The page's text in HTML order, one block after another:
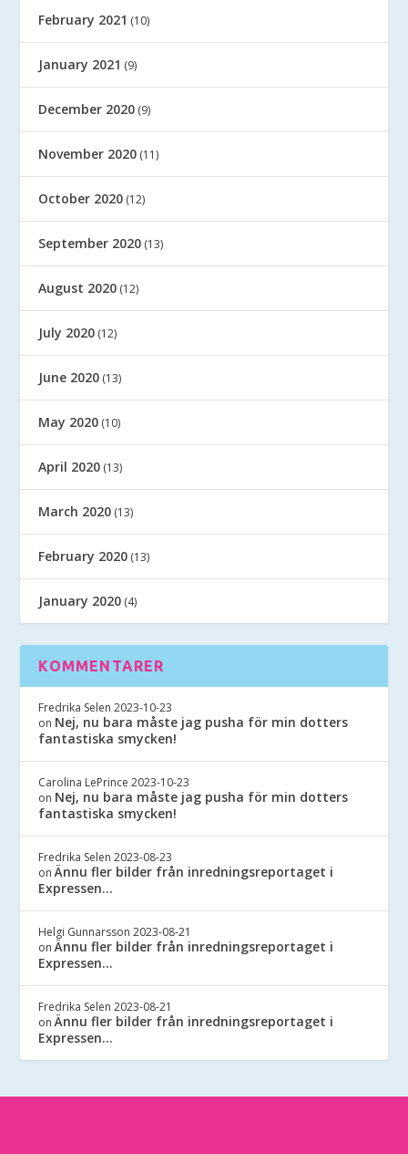
February 2021 (10)
January 2021 (9)
December 2020 (9)
November 2020 (11)
October 2020 (12)
September 2020 (13)
August 2020 (12)
July 2020 (12)
June 2020 (13)
May 2020 (10)
April 2020 (13)
March 2020 (13)
February 2020 (13)
January 2020 (4)
KOMMENTARER
Fredrika Selen 2023-10-23
on Nej, nu bara måste jag pusha för min dotters
fantastiska smycken!
Carolina LePrince 2023-10-23
on Nej, nu bara måste jag pusha för min dotters
fantastiska smycken!
Fredrika Selen 2023-08-23
onÄnnu fler bilder från inredningsreportaget i
Expressen…
Helgi Gunnarsson 2023-08-21
onÄnnu fler bilder från inredningsreportaget i
Expressen…
Fredrika Selen 2023-08-21
onÄnnu fler bilder från inredningsreportaget i
Expressen…